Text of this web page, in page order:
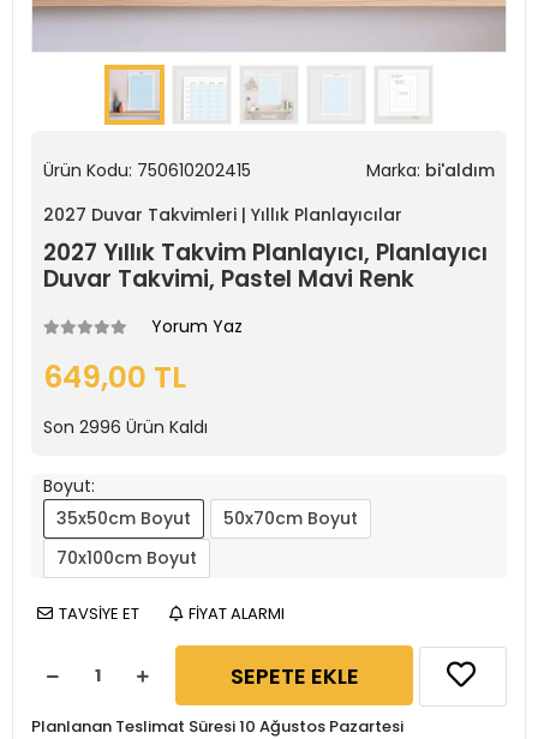
Ürün Kodu: 750610202415 Marka: bi'aldım
2027 Duvar Takvimleri | Yıllık Planlayıcılar
2027 Yıllık Takvim Planlayıcı, Planlayıcı
Duvar Takvimi, Pastel Mavi Renk
Yorum Yaz
649,00 TL
Son 2996 Ürün Kaldı
Boyut:
35x50cm Boyut
50x70cm Boyut
70x100cm Boyut
TAVSİYE ET FİYAT ALARMI
SEPETE EKLE
Planlanan Teslimat Süresi 10 Ağustos Pazartesi